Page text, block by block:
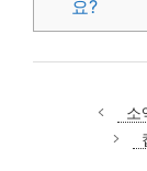
요?
소